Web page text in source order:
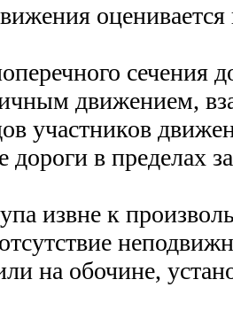
сечения
движением,
участников
дороги в пределах
извне к
на обочине,